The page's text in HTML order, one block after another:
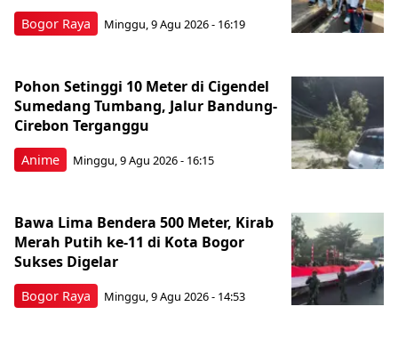
Bogor Raya Minggu, 9 Agu 2026 - 16:19
Anime
Pohon Setinggi 10 Meter di Cigendel
Sumedang Tumbang, Jalur Bandung-
Cirebon Terganggu
Minggu, 9 Agu 2026 - 16:15
Bogor Raya
Bawa Lima Bendera 500 Meter, Kirab
Merah Putih ke-11 di Kota Bogor
Sukses Digelar
Minggu, 9 Agu 2026 - 14:53